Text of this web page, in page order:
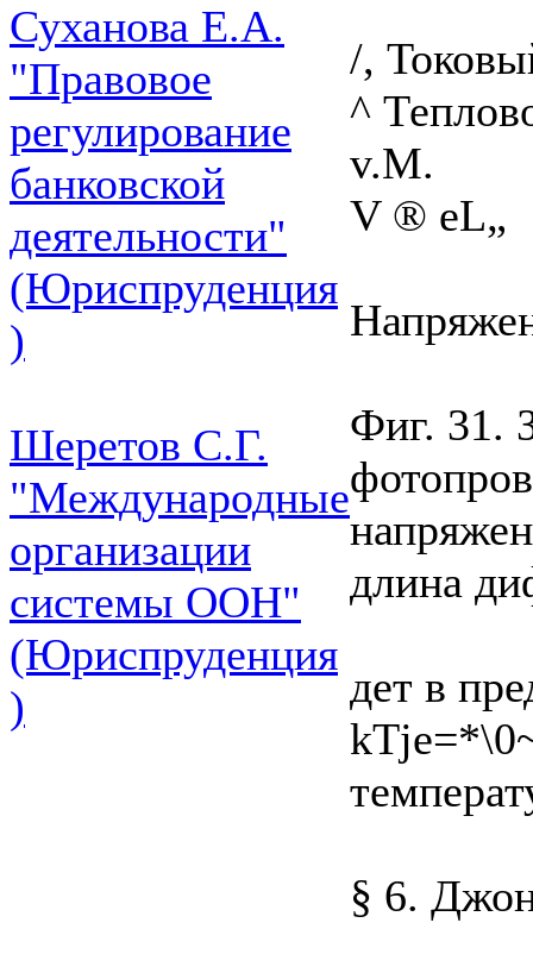
Суханова Е.А.
"Правовое
регулирование
банковской
деятельности"
(Юриспруденция
)
Шеретов С.Г.
"Международные
организации
системы ООН"
(Юриспруденция
)
/,
^
v.M.
V ® eL„
Фиг. 31.
длина
дет в
§ 6.